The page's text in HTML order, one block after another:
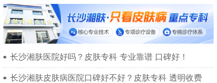
长沙湘肤医院好吗？皮肤专科 专业靠谱 口碑好！
长沙湘肤皮肤病医院口碑好不好？皮肤专科 透明收费